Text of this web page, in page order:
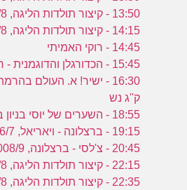
13:50 - קיצור תולדות הליגה, 97/8
14:15 - קיצור תולדות הליגה, 97/8
14:45 - רוקי האמיתי
15:45 - הכדורגלן והדוגמנית - חלק א'
ק''ג נש
18:55 - השערים של יוסי בניון בסנטנדר
19:15 - ברצלונה - ויאריאל, 2006/7
20:45 - צ'לסי - ברצלונה, 2008/9
22:15 - קיצור תולדות הליגה, 97/8
22:35 - קיצור תולדות הליגה, 97/8